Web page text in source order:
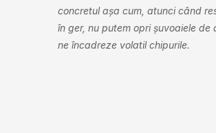
concretul așa cum, atunci când
în ger, nu putem opri șuvoaiele de
ne încadreze volatil chipurile.